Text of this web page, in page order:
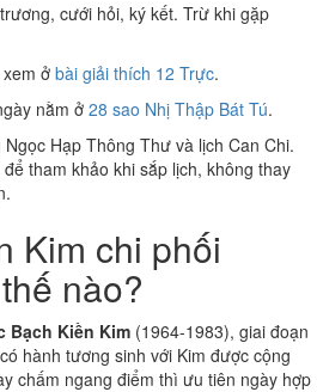
cưới hỏi, ký kết. Trừ khi gặp
ở bài giải thích 12 Trực.
nằm ở 28 sao Nhị Thập Bát Tú.
Hạp Thông Thư và lịch Can Chi.
tham khảo khi sắp lịch, không thay
Kim chi phối
nào?
Bạch Kiền Kim (1964-1983), giai đoạn
hành tương sinh với Kim được cộng
chấm ngang điểm thì ưu tiên ngày hợp